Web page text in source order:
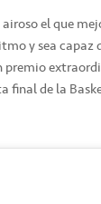
el que
y sea capaz
final de la